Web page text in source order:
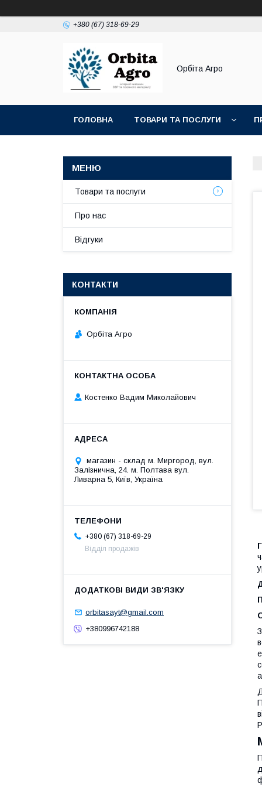
+380 (67) 318-69-29
Орбіта Агро
ГОЛОВНА ТОВАРИ ТА ПОСЛУГИ
Товари та послуги
Про нас
Відгуки
КОНТАКТИ
Орбіта Агро
Костенко Вадим Миколайович
магазин - склад м. Миргород, вул.
Залізнична, 24. м. Полтава вул.
Ливарна 5, Київ, Україна
+380 (67) 318-69-29
Відділ продажів
orbitasayt@gmail.com
+380996742188